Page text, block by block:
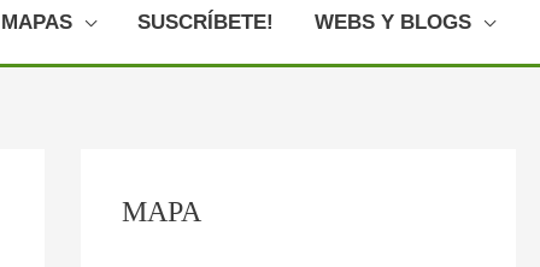
MAPAS SUSCRÍBETE! WEBS Y BLOGS
MAPA
o